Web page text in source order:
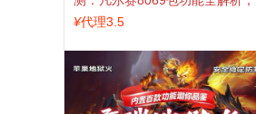
TestFlight稳定版上架，激活认准
¥代理3.5